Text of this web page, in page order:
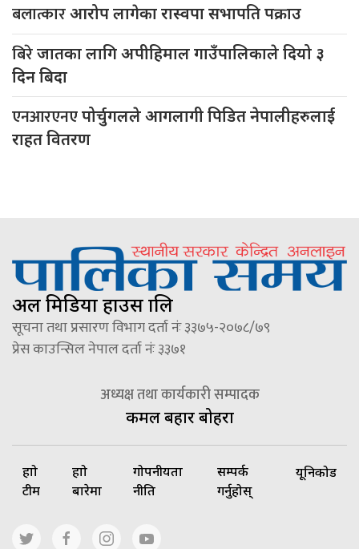
बलात्कारआरोप लागेका रास्वपा सभापति पक्राउ
बिरेजातका लागि अपीहिमाल गाउँपालिकाले दियो ३
दिन बिदा
एनआरएनएपोर्चुगलले आगलागी पिडित नेपालीहरुलाई
राहत वितरण
अल मिडिया हाउस प्रालि
सूचना तथा प्रसारण विभाग दर्ता नंः ३३७५-२०७८/७९
प्रेस काउन्सिल नेपाल दर्ता नंः ३३७१
अध्यक्ष तथा कार्यकारी सम्पादक
कमल बहादुर बोहरा
हाम्रो
टीम
हाम्रो
बारेमा
गोपनीयता
नीति
सम्पर्क
गर्नुहोस्
यूनिकोड